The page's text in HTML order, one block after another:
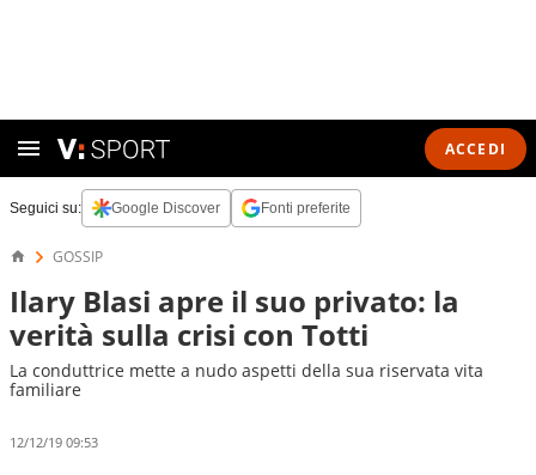
ACCEDI
Seguici su: Google Discover Fonti preferite
GOSSIP
Ilary Blasi apre il suo privato: la
verità sulla crisi con Totti
La conduttrice mette a nudo aspetti della sua riservata vita
familiare
12/12/19 09:53